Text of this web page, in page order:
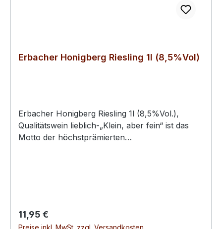
Erbacher Honigberg Riesling 1l (8,5%Vol)
Erbacher Honigberg Riesling 1l (8,5%Vol.),
Qualitätswein lieblich-„Klein, aber fein“ ist das
Motto der höchstprämierten
moderaten Anschnitt der Bogrebe und selektive
Lese die Basis für gesundes, aromatisches
Regulärer Preis:
11,95 €